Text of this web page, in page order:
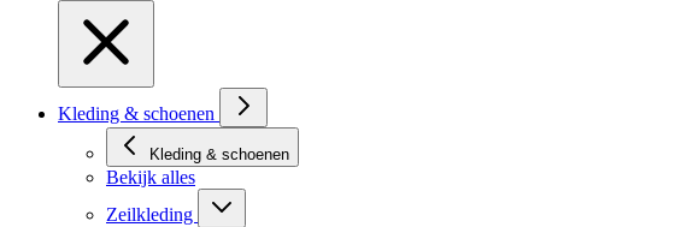
Kleding & schoenen
Kleding & schoenen
Bekijk alles
Zeilkleding